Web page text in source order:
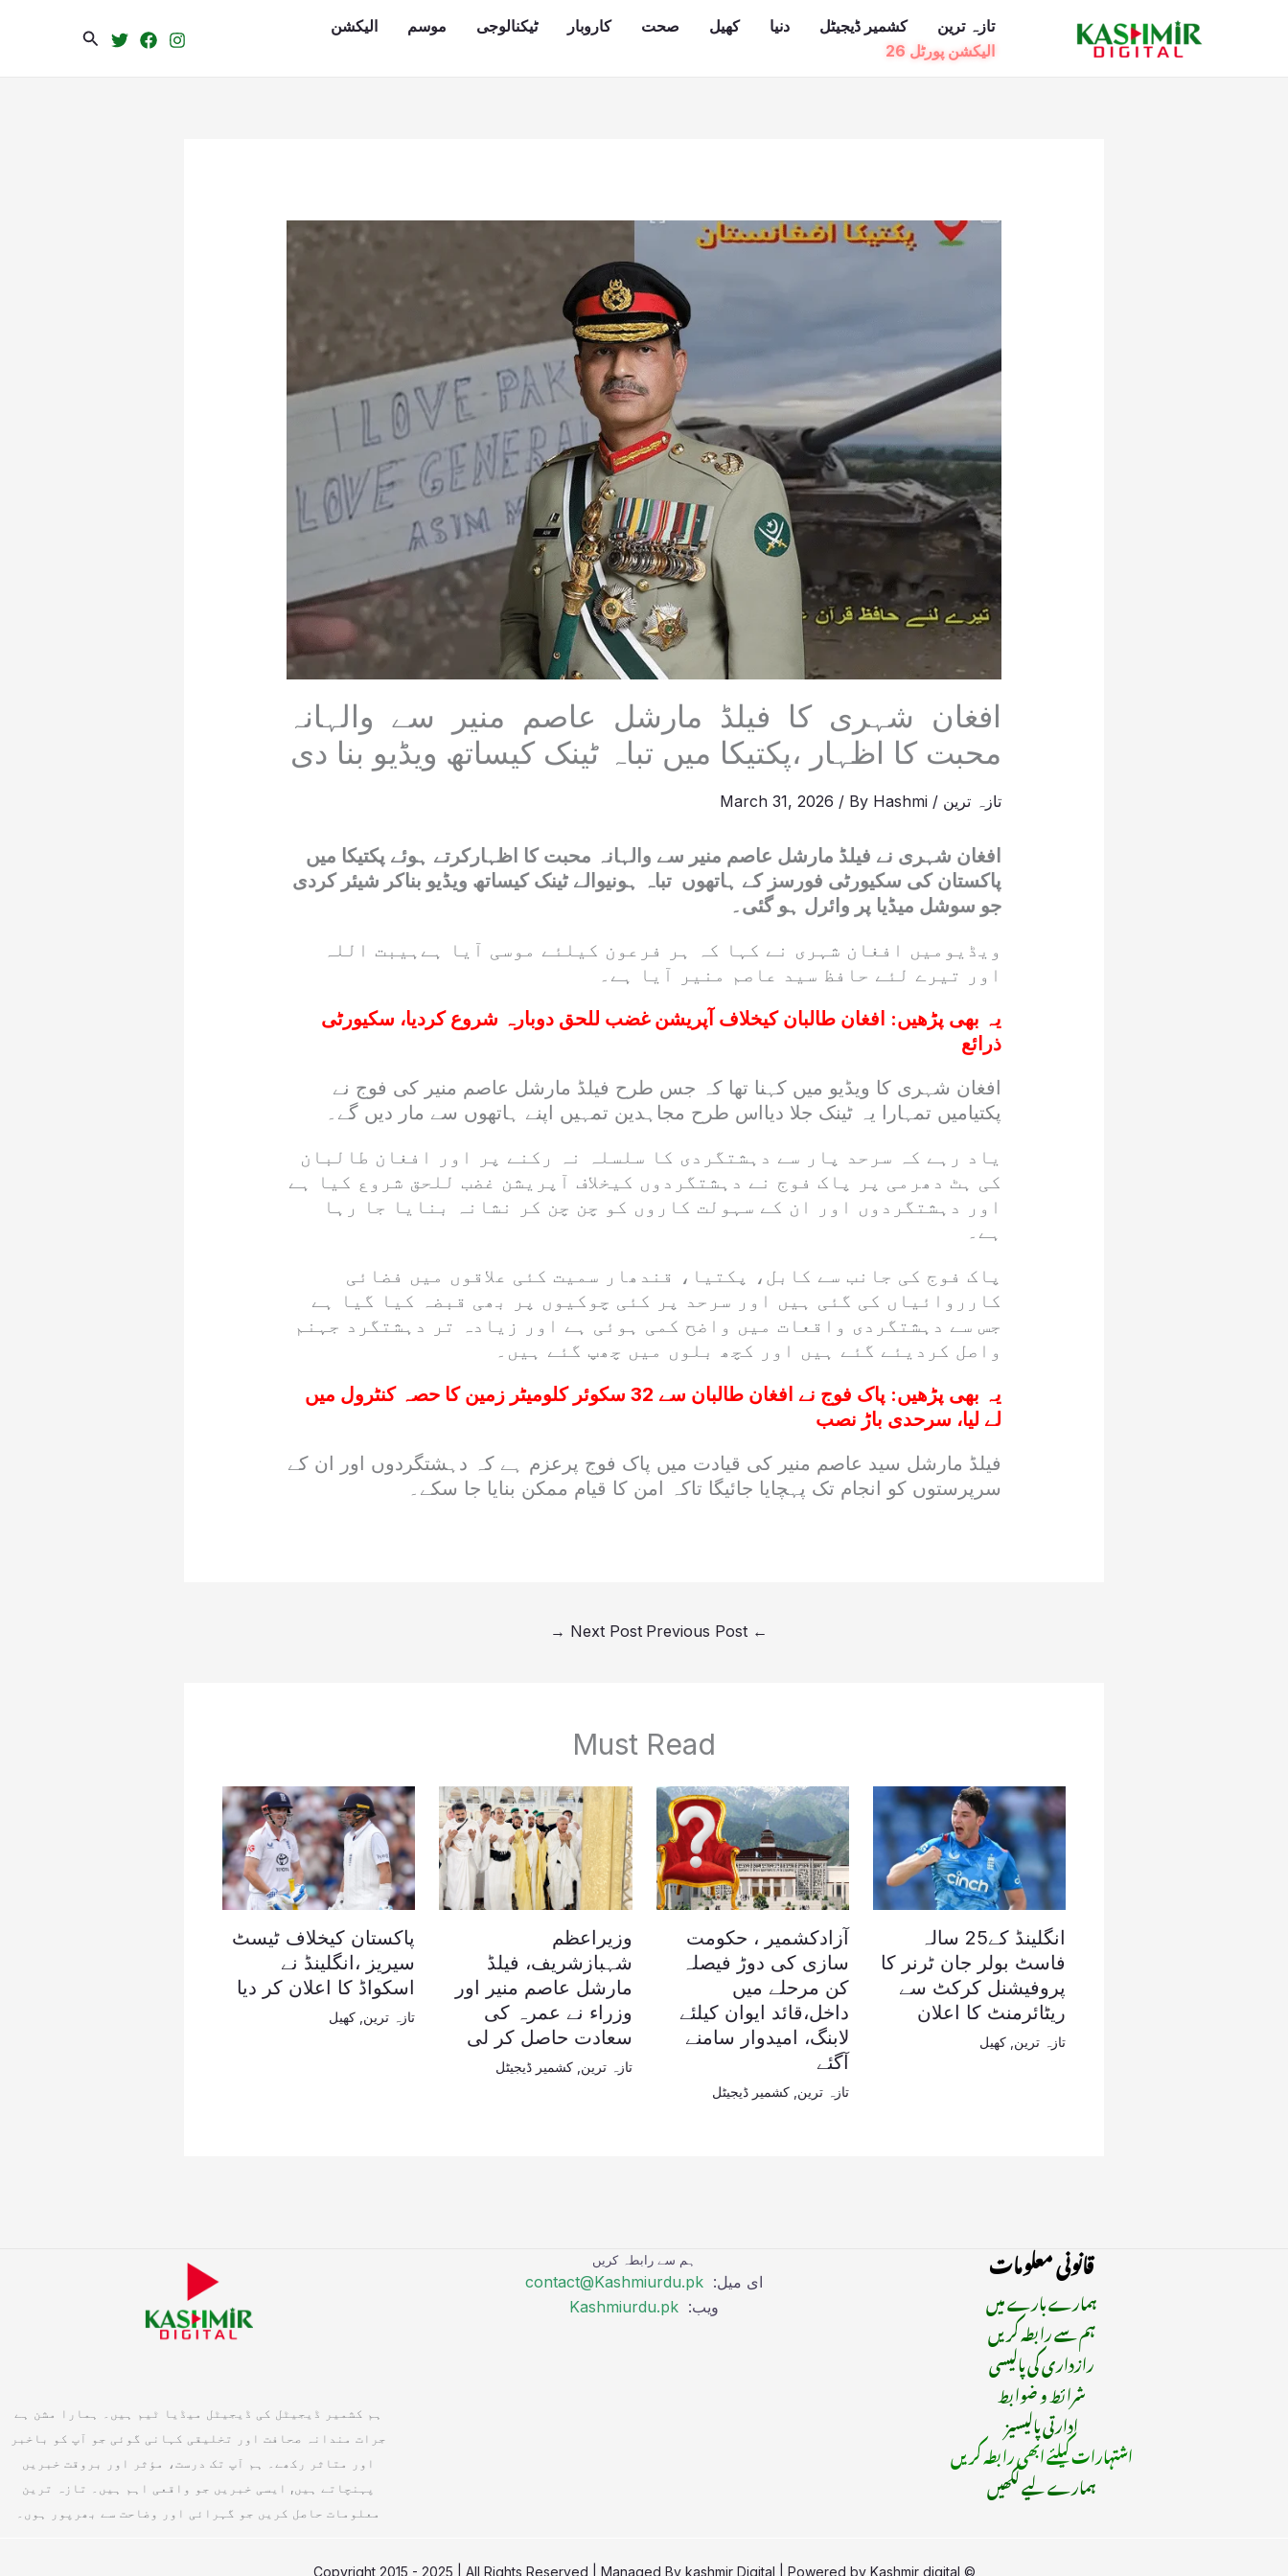
تازہ ترین کشمیر ڈیجیٹل دنیا کھیل صحت کاروبار ٹیکنالوجی موسم
الیکشن
الیکشن پورٹل 26
Search
افغان شہری کا فیلڈ مارشل عاصم منیر سے والہانہ
محبت کا اظہار ،پکتیکا میں تباہ ٹینک کیساتھ ویڈیو بنا دی
تازہ ترین /
March 31, 2026 / By Hashmi
افغان شہری نے فیلڈ مارشل عاصم منیر سے والہانہ محبت کا اظہارکرتے ہوئے پکتیکا میں
پاکستان کی سکیورٹی فورسز کے ہاتھوں تباہ ہونیوالے ٹینک کیساتھ ویڈیو بناکر شیئر کردی
جو سوشل میڈیا پر وائرل ہو گئی۔
ویڈیومیں افغان شہری نے کہا کہ ہر فرعون کیلئے موسی آیا ہےہیبت اللہ
اور تیرے لئے حافظ سید عاصم منیر آیا ہے۔
یہ بھی پڑھیں: افغان طالبان کیخلاف آپریشن غضب للحق دوبارہ شروع کردیا، سکیورٹی
ذرائع
افغان شہری کا ویڈیو میں کہنا تھا کہ جس طرح فیلڈ مارشل عاصم منیر کی فوج نے
پکتیامیں تمہارا یہ ٹینک جلا دیااس طرح مجاہدین تمہیں اپنے ہاتھوں سے مار دیں گے۔
یاد رہے کہ سرحد پار سے دہشتگردی کا سلسلہ نہ رکنے پر اور افغان طالبان
کی ہٹ دھرمی پر پاک فوج نے دہشتگردوں کیخلاف آپریشن غضب للحق شروع کیا ہے
اور دہشتگردوں اور ان کے سہولت کاروں کو چن چن کر نشانہ بنایا جا رہا
ہے۔
پاک فوج کی جانب سے کابل، پکتیا، قندھار سمیت کئی علاقوں میں فضائی
کارروائیاں کی گئی ہیں اور سرحد پر کئی چوکیوں پر بھی قبضہ کیا گیا ہے
جس سے دہشتگردی واقعات میں واضح کمی ہوئی ہے اور زیادہ تر دہشتگرد جہنم
واصل کردیئے گئے ہیں اور کچھ بلوں میں چھپ گئے ہیں۔
یہ بھی پڑھیں:
پاک فوج نے افغان طالبان سے 32 سکوئر کلومیٹر زمین کا حصہ کنٹرول میں
لے لیا، سرحدی باڑ نصب
فیلڈ مارشل سید عاصم منیر کی قیادت میں پاک فوج پرعزم ہے کہ دہشتگردوں اور ان کے
سرپرستوں کو انجام تک پہچایا جائیگا تاکہ امن کا قیام ممکن بنایا جا سکے۔
←
Next Post
→
Must Read
انگلینڈ کے25 سالہ
فاسٹ بولر جان ٹرنر کا
پروفیشنل کرکٹ سے
ریٹائرمنٹ کا اعلان
تازہ ترین کھیل
آزادکشمیر ، حکومت
سازی کی دوڑ فیصلہ
کن مرحلے میں
داخل،قائد ایوان کیلئے
لابنگ، امیدوار سامنے
آگئے
تازہ ترین ,کشمیر ڈیجیٹل
وزیراعظم
شہبازشریف، فیلڈ
مارشل عاصم منیر اور
وزراء نے عمرہ کی
سعادت حاصل کر لی
تازہ ترین ,کشمیر ڈیجیٹل
پاکستان کیخلاف ٹیسٹ
سیریز ،انگلینڈ نے
اسکواڈ کا اعلان کر دیا
تازہ ترین کھیل
قانونی معلومات
ہمارے بارے میں
ہم سے رابطہ کریں
رازداری کی پالیسی
شرائط و ضوابط
ادارتی پالیسیز
اشتہارات کیلئے ابھی رابطہ کریں
ہمارے لیے لکھیں
ہم سے رابطہ کریں
ای میل: contact@Kashmiurdu.pk
ویب: Kashmiurdu.pk
ہم کشمیر ڈیجیٹل کی ڈیجیٹل میڈیا ٹیم ہیں۔ ہمارا مشن ہے
جرات مندانہ صحافت اور تخلیقی کہانی گوئی جو آپ کو باخبر
اور متاثر رکھے۔ ہم آپ تک درست، مؤثر اور بروقت خبریں
پہنچاتے ہیں, ایسی خبریں جو واقعی اہم ہیں۔ تازہ ترین
معلومات حاصل کریں جو گہرائی اور وضاحت سے بھرپور ہوں۔
© Copyright 2015 - 2025 | All Rights Reserved | Managed By
kashmir Digital | Powered by Kashmir digital